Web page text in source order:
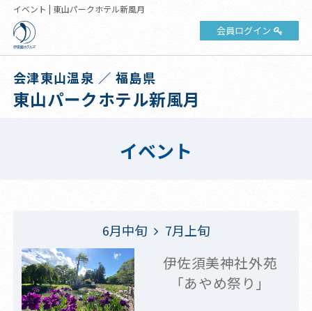
イベント | 東山パークホテル新風月
会員ログイン
会津東山温泉 ／ 福島県
東山パークホテル新風月
イベント
6月中旬 7月上旬
伊佐須美神社外苑
「あやめ祭り」